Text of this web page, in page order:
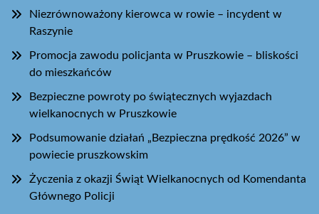
Niezrównoważony kierowca w rowie – incydent w
Raszynie
Promocja zawodu policjanta w Pruszkowie – bliskości
do mieszkańców
Bezpieczne powroty po świątecznych wyjazdach
wielkanocnych w Pruszkowie
Podsumowanie działań „Bezpieczna prędkość 2026” w
powiecie pruszkowskim
Życzenia z okazji Świąt Wielkanocnych od Komendanta
Głównego Policji